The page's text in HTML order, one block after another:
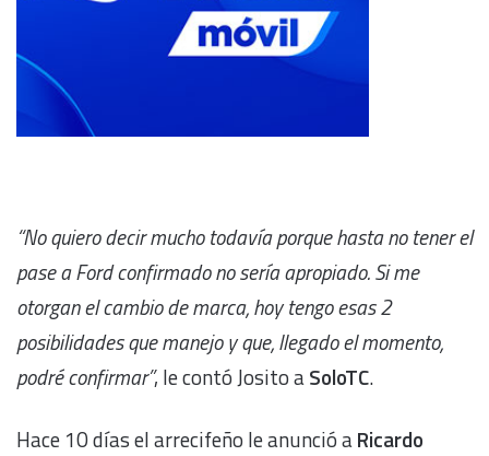
“No quiero decir mucho todavía porque hasta no tener el
pase a Ford confirmado no sería apropiado. Si me
otorgan el cambio de marca, hoy tengo esas 2
posibilidades que manejo y que, llegado el momento,
podré confirmar”, le contó Josito aSoloTC.
Hace 10 días el arrecifeño le anunció aRicardo